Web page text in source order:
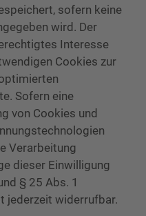
sofern keine
wird. Der
Interesse
Cookies zur
Sofern eine
von Cookies und
Verarbeitung
dieser Einwilligung
§ 25 Abs. 1
jederzeit widerrufbar.